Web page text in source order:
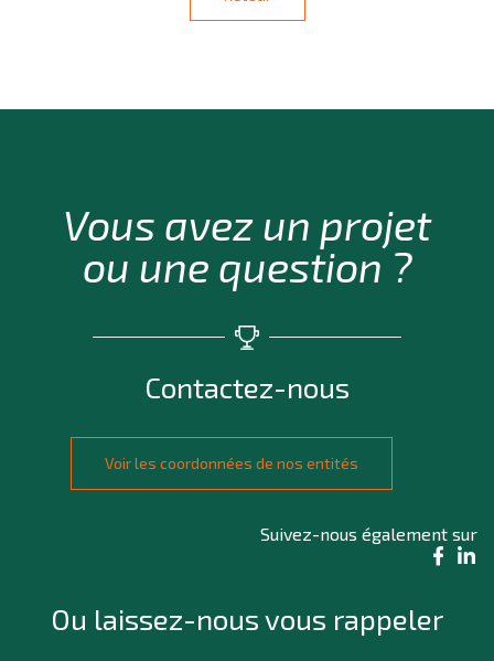
Vous avez un projet
ou une question ?
Contactez-nous
Voir les coordonnées de nos entités
Suivez-nous également sur
Ou laissez-nous vous rappeler